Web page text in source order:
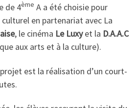
de 4ème A a été choisie pour
en partenariat avec La
, le cinéma Le Luxyet la D.A.A.C
aux arts et à la culture).
est la réalisation d’un court-